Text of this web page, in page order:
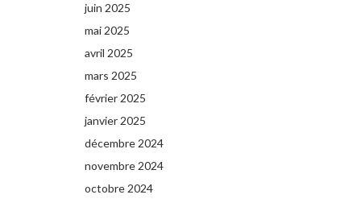
juin 2025
mai 2025
avril 2025
mars 2025
février 2025
janvier 2025
décembre 2024
novembre 2024
octobre 2024